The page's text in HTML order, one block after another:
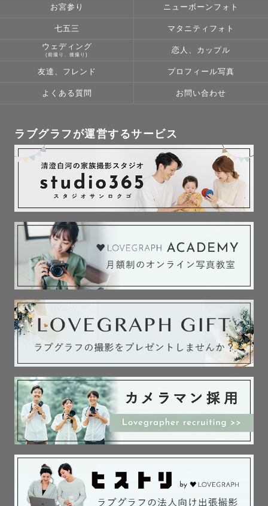
お宮参り ニューボーンフォト
七五三 マタニティフォト
ウェディング
(前撮り、後撮り)
恋人、カップル
友達、フレンド プロフィール写真
よくある質問 お問い合わせ
ラブグラフが運営するサービス